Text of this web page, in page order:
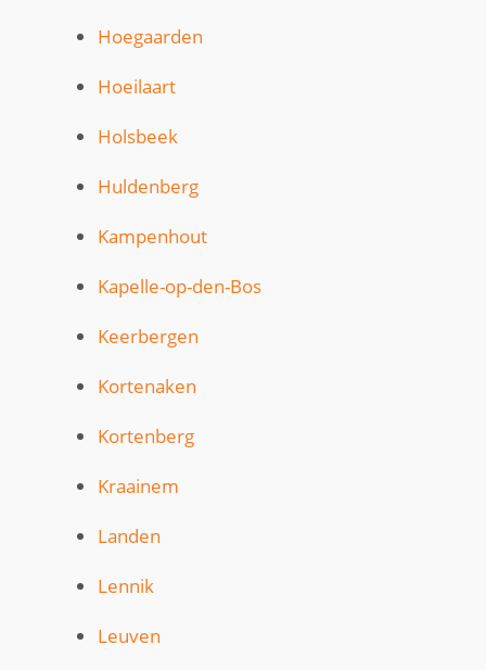
Hoegaarden
Hoeilaart
Holsbeek
Huldenberg
Kampenhout
Kapelle-op-den-Bos
Keerbergen
Kortenaken
Kortenberg
Kraainem
Landen
Lennik
Leuven